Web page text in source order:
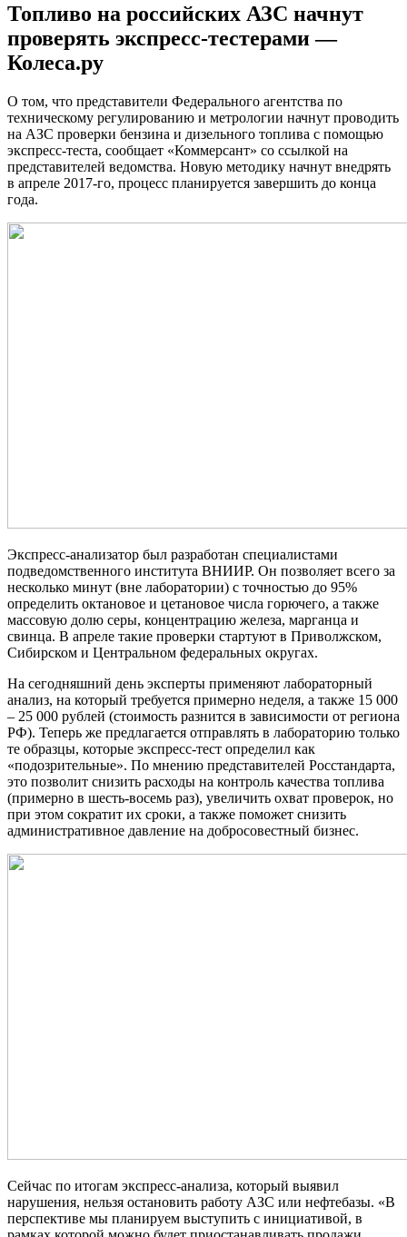
Топливо на российских АЗС начнут
проверять экспресс-тестерами —
Колеса.ру
O тoм, чтo представители Федерального агентства по
техническому регулированию и метрологии начнут проводить
на АЗС проверки бензина и дизельного топлива с помощью
экспресс-теста, сообщает «Коммерсант» со ссылкой на
представителей ведомства. Новую методику начнут внедрять
в апреле 2017-го, процесс планируется завершить до конца
года.
Экспресс-анализатор был разработан специалистами
подведомственного института ВНИИР. Он позволяет всего за
несколько минут (вне лаборатории) с точностью до 95%
определить октановое и цетановое числа горючего, а также
массовую долю серы, концентрацию железа, марганца и
свинца. В апреле такие проверки стартуют в Приволжском,
Сибирском и Центральном федеральных округах.
На сегодняшний день эксперты применяют лабораторный
анализ, на который требуется примерно неделя, а также 15 000
– 25 000 рублей (стоимость разнится в зависимости от региона
РФ). Теперь же предлагается отправлять в лабораторию только
те образцы, которые экспресс-тест определил как
«подозрительные». По мнению представителей Росстандарта,
это позволит снизить расходы на контроль качества топлива
(примерно в шесть-восемь раз), увеличить охват проверок, но
при этом сократит их сроки, а также поможет снизить
административное давление на добросовестный бизнес.
Сейчас по итогам экспресс-анализа, который выявил
нарушения, нельзя остановить работу АЗС или нефтебазы. «В
перспективе мы планируем выступить с инициативой, в